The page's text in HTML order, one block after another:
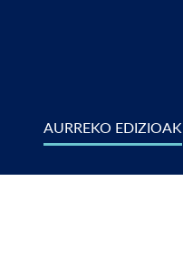
AURREKO EDIZIOAK